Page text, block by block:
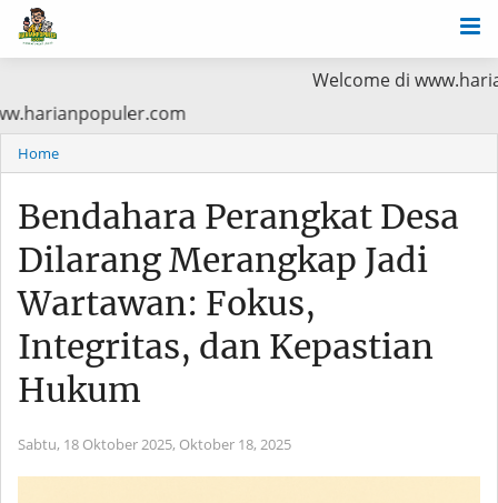
Welcome di
di www.harianpopuler.com
Home
Bendahara Perangkat Desa
Dilarang Merangkap Jadi
Wartawan: Fokus,
Integritas, dan Kepastian
Hukum
Sabtu, 18 Oktober 2025, Oktober 18, 2025